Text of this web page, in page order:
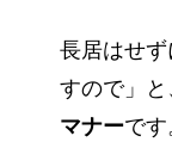
長居はせ
すので」と
マナーです